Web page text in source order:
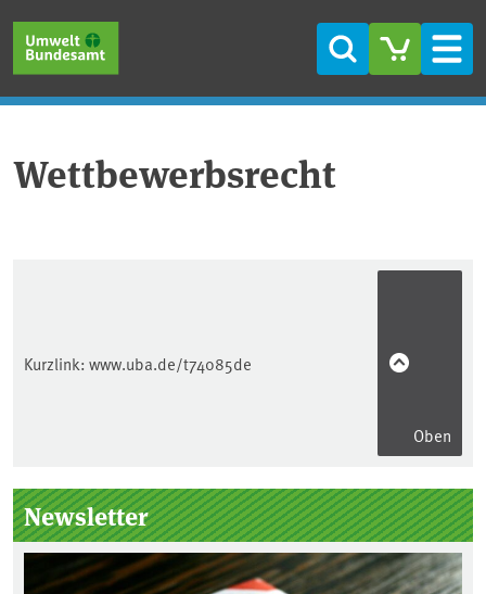
Suche
Wettbewerbsrecht
Kurzlink: www.uba.de/t74085de
Oben
Seitenleiste
Newsletter